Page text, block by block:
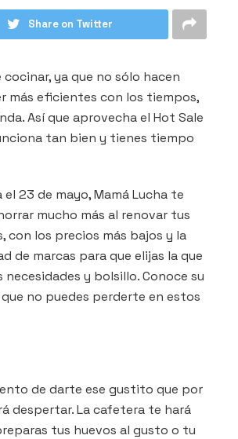
Share on Twitter
ya que no sólo hacen
más eficientes con los tiempos,
Así que aprovecha el Hot Sale
tan bien y tienes tiempo
el 23 de mayo, Mamá Lucha te
mucho más al renovar tus
con los precios más bajos y la
de marcas para que elijas la que
necesidades y bolsillo. Conoce su
no puedes perderte en estos
de darte ese gustito que por
despertar. La cafetera te hará
tus huevos al gusto o tu